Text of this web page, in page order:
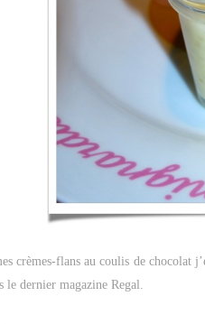
crèmes-flans au coulis de chocolat
le dernier magazine Regal.